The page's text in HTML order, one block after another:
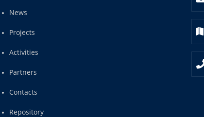
News
Projects
Activities
Partners
Contacts
Repository